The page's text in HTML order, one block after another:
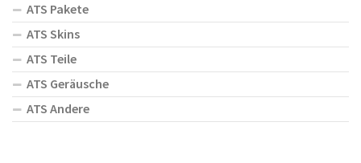
ATS Pakete
ATS Skins
ATS Teile
ATS Geräusche
ATS Andere